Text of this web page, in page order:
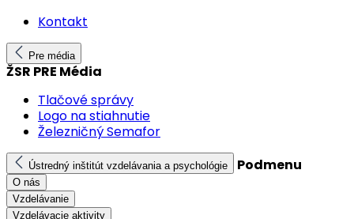
Kontakt
Pre média
ŽSR PRE Média
Tlačové správy
Logo na stiahnutie
Železničný Semafor
Ústredný inštitút vzdelávania a psychológie Podmenu
O nás
Vzdelávanie
Vzdelávacie aktivity